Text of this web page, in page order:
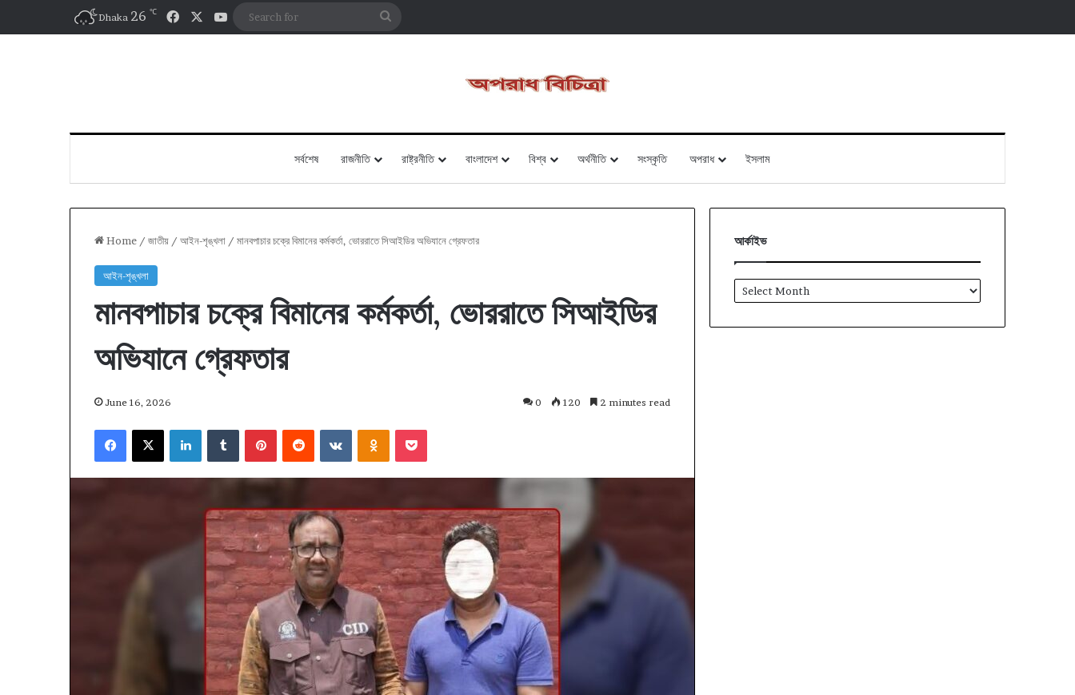
Dhaka 26 ℃ FacebookYouTube
সর্বশেষ রাজনীতি রাষ্ট্রনীতি বাংলাদেশ বিশ্ব অর্থনীতি সংস্কৃতি অপরাধ ইসলাম
Home / জাতীয় / আইন-শৃঙ্খলা / মানবপাচার চক্রে বিমানের কর্মকর্তা, ভোররাতে সিআইডির অভিযানে গ্রেফতার
আইন-শৃঙ্খলা
মানবপাচার চক্রে বিমানের কর্মকর্তা, ভোররাতে সিআইডির
অভিযানে গ্রেফতার
June 16, 2026 0 120 2 minutes read
Facebook
X LinkedInTumblrPinterestReddit VKontakteOdnoklassniki
Pocket
আর্কাইভ
আর্কাইভ